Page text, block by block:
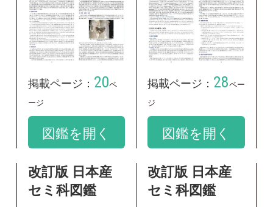
改訂版 日本産
セミ科図鑑
出版社：誠文堂新光
出版年：2015
掲載ページ：151
ページ
改訂版 日本産
セミ科図鑑
出版社：誠文堂新光
出版年：2015
掲載ページ：200ペ